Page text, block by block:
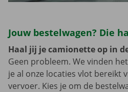
Jouw bestelwagen? Die
Haal jij je camionette op in
Geen probleem. We vinden
je al onze locaties vlot bereikt
vervoer. Kies je om de